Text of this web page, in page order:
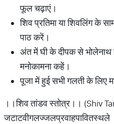
फूल चढ़ाएं।
शिव प्रतिमा या शिवलिंग के
पाठ करें।
अंत में घी के दीपक से
मनोकामना कहें।
पूजा में हुई सभी गलती के लिए
।।शिव तांडव स्तोत्र।। (Shiv
जटाटवीगलज्जलप्रवाहपावितस्थले